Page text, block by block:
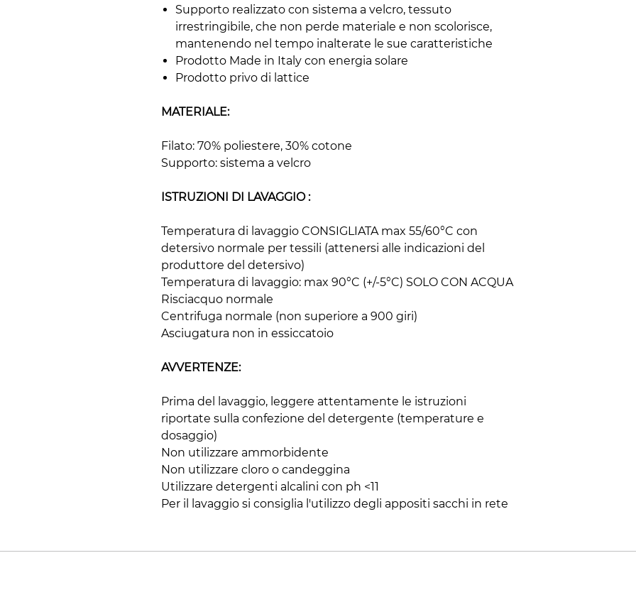
Supporto realizzato con sistema a velcro, tessuto
irrestringibile, che non perde materiale e non scolorisce,
mantenendo nel tempo inalterate le sue caratteristiche
Prodotto Made in Italy con energia solare
Prodotto privo di lattice
MATERIALE:
Filato: 70% poliestere, 30% cotone
Supporto: sistema a velcro
ISTRUZIONI DI LAVAGGIO :
Temperatura di lavaggio CONSIGLIATA max 55/60°C con
detersivo normale per tessili (attenersi alle indicazioni del
produttore del detersivo)
Temperatura di lavaggio: max 90°C (+/-5°C) SOLO CON ACQUA
Risciacquo normale
Centrifuga normale (non superiore a 900 giri)
Asciugatura non in essiccatoio
AVVERTENZE:
Prima del lavaggio, leggere attentamente le istruzioni
riportate sulla confezione del detergente (temperature e
dosaggio)
Non utilizzare ammorbidente
Non utilizzare cloro o candeggina
Utilizzare detergenti alcalini con ph <11
Per il lavaggio si consiglia l'utilizzo degli appositi sacchi in rete